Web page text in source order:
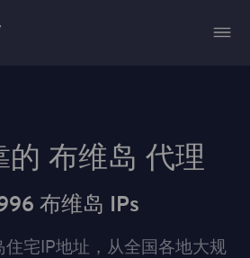
的 布维岛 代理
布维岛 IPs
住宅IP地址，从全国各地大规